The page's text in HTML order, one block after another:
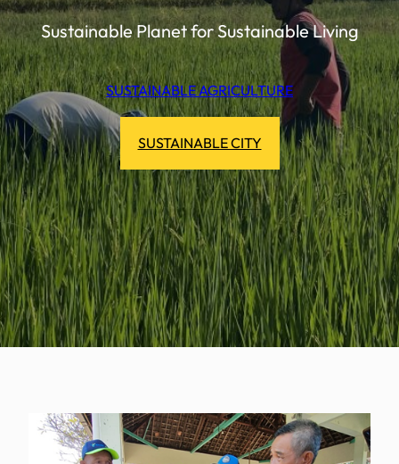
Sustainable Planet for Sustainable Living
SUSTAINABLE AGRICULTURE
SUSTAINABLE CITY